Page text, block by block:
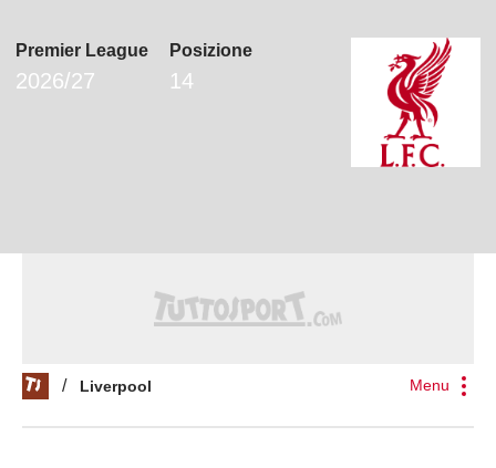
Premier League
2026/27
Posizione
14
/ Liverpool Menu